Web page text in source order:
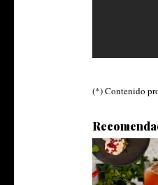
(*) Contenido
El Gancho: A